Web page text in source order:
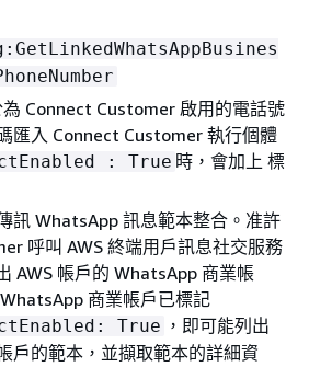
為 Connect Customer 啟用的電話號
匯入 Connect Customer 執行個體
: True 時，會加上 標
訊 WhatsApp 訊息範本整合。准許
呼叫 AWS 終端用戶訊息社交服務
AWS 帳戶的 WhatsApp 商業帳
商業帳戶已標記
True ，即可能列出
戶的範本，並擷取範本的詳細資